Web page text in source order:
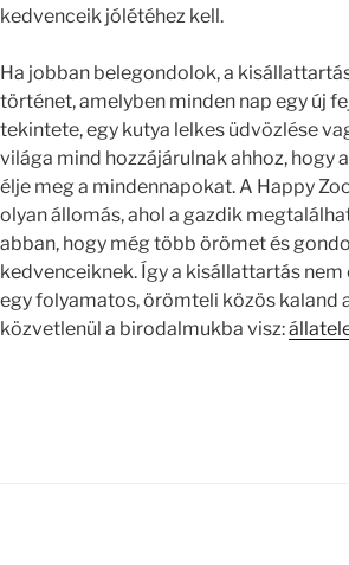
kedvenceik jólétéhez kell.
Ha jobban belegondolok, a
történet, amelyben minden nap egy új
tekintete, egy kutya lelkes üdvözlése
világa mind hozzájárulnak ahhoz, hogy
élje meg a mindennapokat. A Happy
olyan állomás, ahol a gazdik
abban, hogy még több örömet és
kedvenceiknek. Így a kisállattartás
egy folyamatos, örömteli közös kaland
közvetlenül a birodalmukba visz: